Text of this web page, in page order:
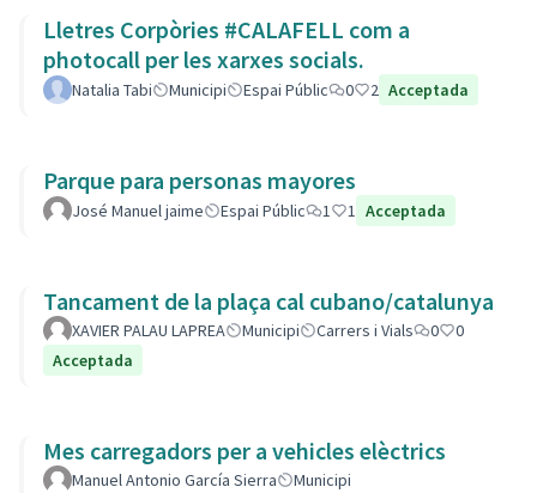
Lletres Corpòries #CALAFELL com a
photocall per les xarxes socials.
Natalia Tabi Municipi Espai Públic 0 2 Acceptada
Parque para personas mayores
José Manuel jaime Espai Públic 1 1 Acceptada
Tancament de la plaça cal cubano/catalunya
XAVIER PALAU LAPREA Municipi Carrers i Vials 0
0
Acceptada
Mes carregadors per a vehicles elèctrics
Manuel Antonio García Sierra
Municipi